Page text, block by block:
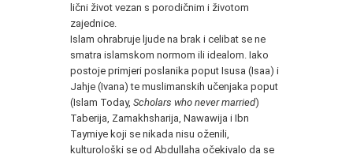
lični život vezan s porodičnim i životom
zajednice.
Islam ohrabruje ljude na brak i celibat se ne
smatra islamskom normom ili idealom. Iako
postoje primjeri poslanika poput Isusa (Isaa) i
Jahje (Ivana) te muslimanskih učenjaka poput
(Islam Today, Scholars who never married)
Taberija, Zamakhsharija, Nawawija i Ibn
Taymiye koji se nikada nisu oženili,
kulturološki se od Abdullaha očekivalo da se